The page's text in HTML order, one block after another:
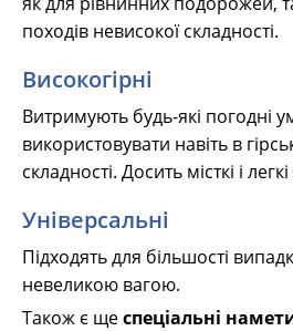
походів невисокої складності.
Високогірні
Витримують будь-які погодні
використовувати навіть в
складності. Досить місткі і
Універсальні
Підходять для більшості
невеликою вагою.
Також є щеспеціальні